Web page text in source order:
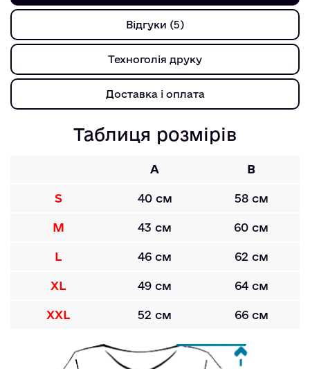
Відгуки (5)
Техноголія друку
Доставка і оплата
Таблиця розмірів
A B
S 40 см 58 см
M 43 см 60 см
L 46 см 62 см
XL 49 см 64 см
XXL 52 см 66 см